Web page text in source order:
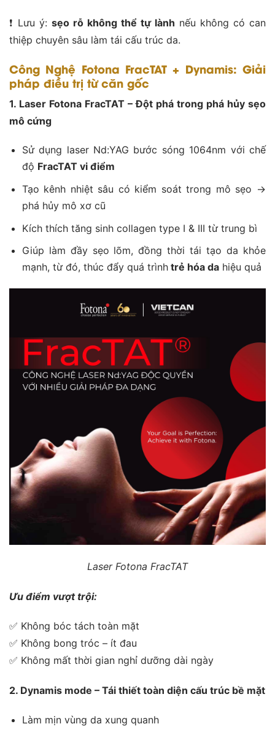
❗️ Lưu ý: sẹo rỗ không thể tự lành nếu không có can
thiệp chuyên sâu làm tái cấu trúc da.
Công Nghệ Fotona FracTAT + Dynamis: Giải
pháp điều trị từ căn gốc
1. Laser Fotona FracTAT – Đột phá trong phá hủy sẹo
mô cứng
Sử dụng laser Nd:YAG bước sóng 1064nm với chế
độ FracTAT vi điểm
Tạo kênh nhiệt sâu có kiểm soát trong mô sẹo →
phá hủy mô xơ cũ
Kích thích tăng sinh collagen type I & III từ trung bì
Giúp làm đầy sẹo lõm, đồng thời tái tạo da khỏe
mạnh, từ đó, thúc đẩy quá trìnhtrẻ hóa dahiệu quả
Laser Fotona FracTAT
Ưu điểm vượt trội:
✅ Không bóc tách toàn mặt
✅ Không bong tróc – ít đau
✅ Không mất thời gian nghỉ dưỡng dài ngày
2. Dynamis mode – Tái thiết toàn diện cấu trúc bề mặt
Làm mịn vùng da xung quanh